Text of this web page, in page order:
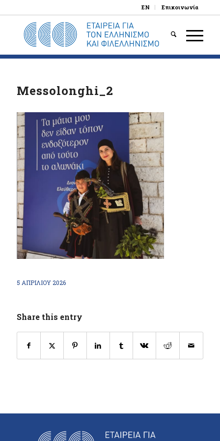
EN Επικοινωνία
Messolonghi_2
5 ΑΠΡΙΛΊΟΥ 2026
Share this entry